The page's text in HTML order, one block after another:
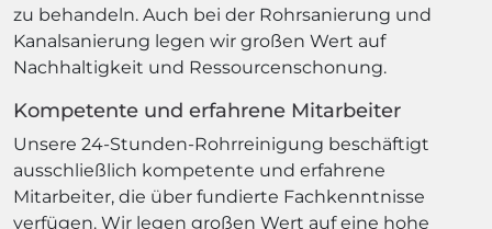
zu behandeln. Auch bei der Rohrsanierung und
Kanalsanierung legen wir großen Wert auf
Nachhaltigkeit und Ressourcenschonung.
Kompetente und erfahrene Mitarbeiter
Unsere 24-Stunden-Rohrreinigung beschäftigt
ausschließlich kompetente und erfahrene
Mitarbeiter, die über fundierte Fachkenntnisse
verfügen. Wir legen großen Wert auf eine hohe